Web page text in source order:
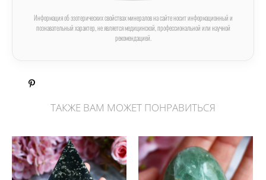
Информация об эзотерических свойствах минералов на сайте носит информационный и
познавательный характер, не является медицинской, профессиональной или научной
рекомендацией.
ТАКЖЕ ВАМ МОЖЕТ ПОНРАВИТЬСЯ